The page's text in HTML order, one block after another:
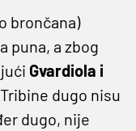
brončana)
puna, a zbog
Gvardiola i
dugo nisu
dugo, nije